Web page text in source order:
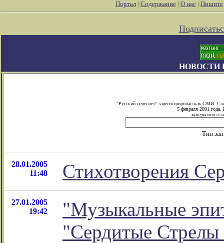
Портал| Содержание| О нас| Пишите
НОВОСТИ
"Русский переплет" зарегистрирован как СМИ.
5 февраля 2001 года.
материалов
Тип
28.01.2005
11:48
Стихотворения
27.01.2005
19:42
"Музыкальные
"Сердитые